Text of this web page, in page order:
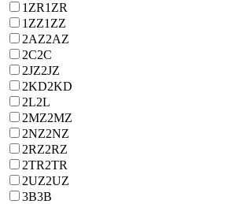
1ZR1ZR
1ZZ1ZZ
2AZ2AZ
2C2C
2JZ2JZ
2KD2KD
2L2L
2MZ2MZ
2NZ2NZ
2RZ2RZ
2TR2TR
2UZ2UZ
3B3B